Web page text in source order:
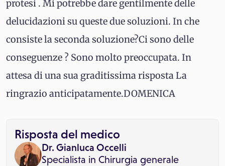
protesi . Mi potrebbe dare gentilmente delle
delucidazioni su queste due soluzioni. In che
consiste la seconda soluzione?Ci sono delle
conseguenze ? Sono molto preoccupata. In
attesa di una sua graditissima risposta La
ringrazio anticipatamente.DOMENICA
Risposta del medico
Dr. Gianluca Occelli
Specialista in Chirurgia generale